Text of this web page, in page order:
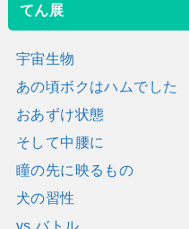
てん展
宇宙生物
あの頃ボクはハムでした
おあずけ状態
そして中腰に
瞳の先に映るもの
犬の習性
vs バトル